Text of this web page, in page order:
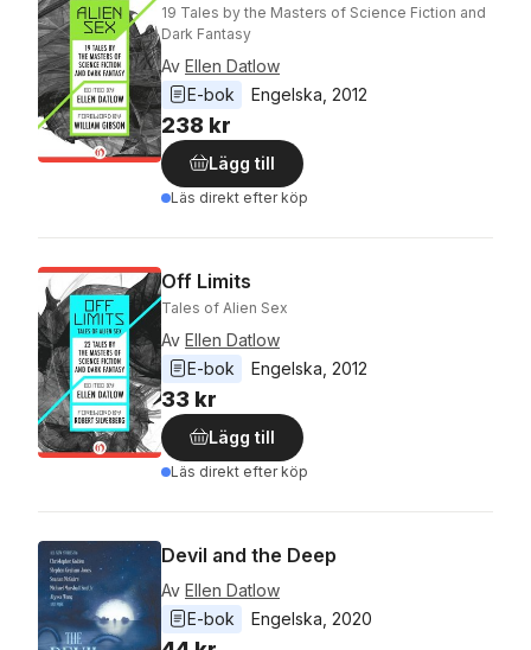
19 Tales by the Masters of Science Fiction and
Dark Fantasy
Av Ellen Datlow
E-bok
Engelska 2012
238 kr
Lägg till
Läs direkt efter köp
Off Limits
Tales of Alien Sex
Av Ellen Datlow
E-bok
Engelska 2012
33 kr
Lägg till
Läs direkt efter köp
Devil and the Deep
Av Ellen Datlow
E-bok
Engelska 2020